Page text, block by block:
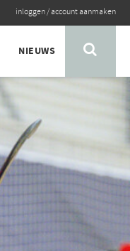
inloggen/account aanmaken
NIEUWS